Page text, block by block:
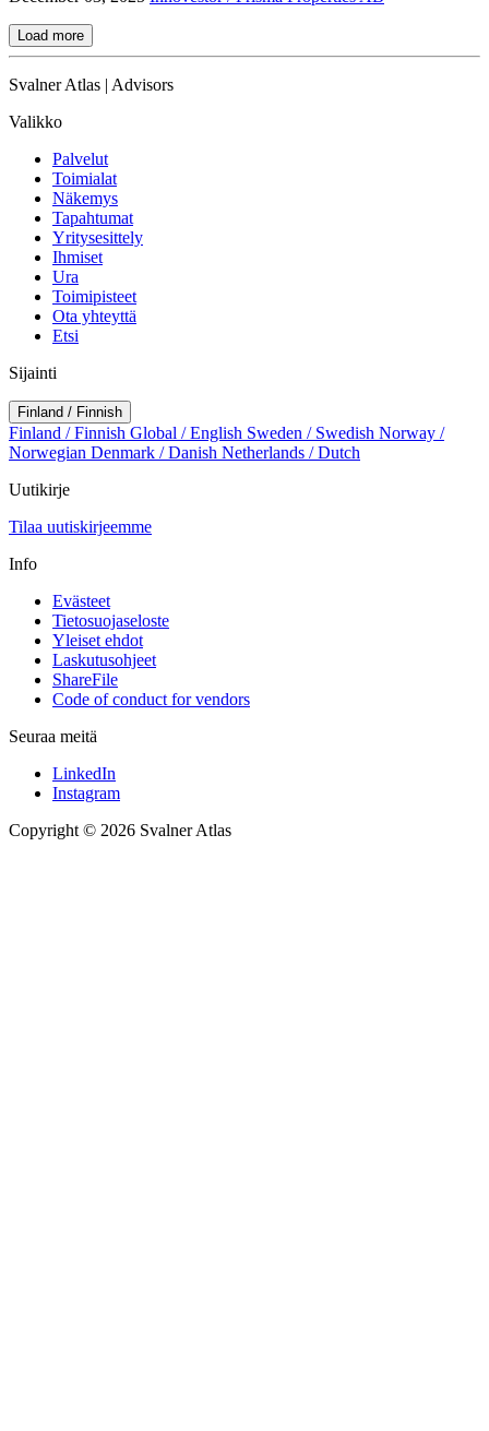
Load more
Svalner Atlas | Advisors
Valikko
Palvelut
Toimialat
Näkemys
Tapahtumat
Yritysesittely
Ihmiset
Ura
Toimipisteet
Ota yhteyttä
Etsi
Sijainti
Finland / Finnish
Finland / Finnish Global / English Sweden / Swedish Norway /
Norwegian Denmark / Danish Netherlands / Dutch
Uutikirje
Tilaa uutiskirjeemme
Info
Evästeet
Tietosuojaseloste
Yleiset ehdot
Laskutusohjeet
ShareFile
Code of conduct for vendors
Seuraa meitä
LinkedIn
Instagram
Copyright © 2026 Svalner Atlas